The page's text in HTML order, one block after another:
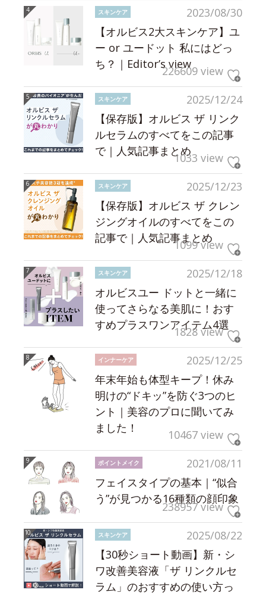
2023/08/30
スキンケア
【オルビス2大スキンケア】ユ
ー or ユードット 私にはどっ
ち？｜Editor’s view226609 view
2025/12/24
スキンケア
【保存版】オルビス ザ リンク
ルセラムのすべてをこの記事
で｜人気記事まとめ1033 view
2025/12/23
スキンケア
【保存版】オルビス ザ クレン
ジングオイルのすべてをこの
記事で｜人気記事まとめ
1099 view
2025/12/18
スキンケア
オルビスユー ドットと一緒に
使ってさらなる美肌に！おす
すめプラスワンアイテム4選
1828 view
2025/12/25
インナーケア
年末年始も体型キープ！休み
明けの“ドキッ”を防ぐ3つのヒ
ント｜美容のプロに聞いてみ
ました！
10467 view
2021/08/11
ポイントメイク
フェイスタイプの基本｜“似合
う”が見つかる16種類の顔印象
238957 view
2025/08/22
スキンケア
【30秒ショート動画】新・シ
ワ改善美容液「ザ リンクルセ
ラム」のおすすめの使い方っ